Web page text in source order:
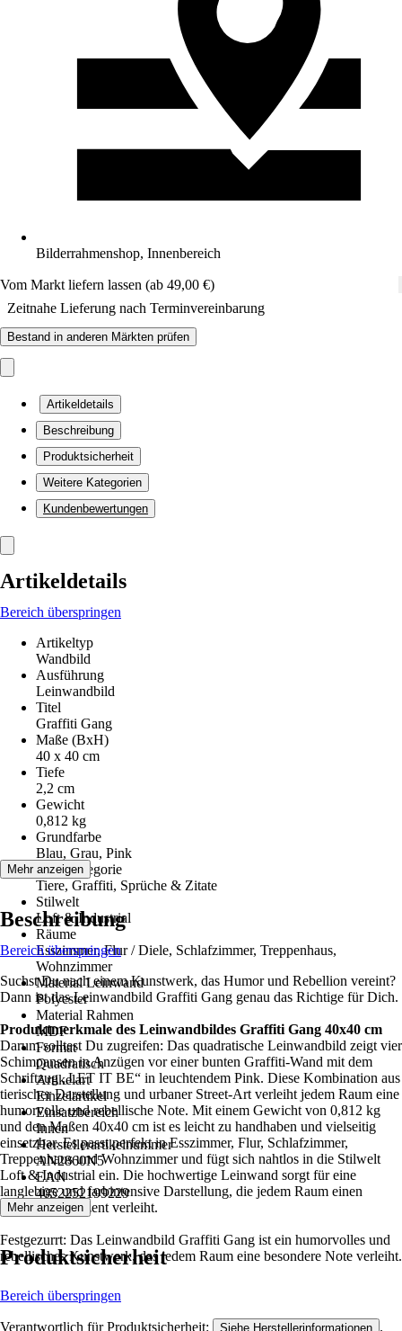
Bilderrahmenshop, Innenbereich
Vom Markt liefern lassen (ab 49,00 €)
Zeitnahe Lieferung nach Terminvereinbarung
Bestand in anderen Märkten prüfen
Artikeldetails
Beschreibung
Produktsicherheit
Weitere Kategorien
Kundenbewertungen
Artikeldetails
Bereich überspringen
Artikeltyp
Wandbild
Ausführung
Leinwandbild
Titel
Graffiti Gang
Maße (BxH)
40 x 40 cm
Tiefe
2,2 cm
Gewicht
0,812 kg
Grundfarbe
Blau, Grau, Pink
Motivkategorie
Tiere, Graffiti, Sprüche & Zitate
Stilwelt
Loft & Industrial
Räume
Esszimmer, Flur / Diele, Schlafzimmer, Treppenhaus,
Wohnzimmer
Material Leinwand
Polyester
Material Rahmen
MDF
Format
Quadratisch
Artikelart
Einzelartikel
Einsatzbereich
Innen
Herstellerartikelnummer
AN2860N5
EAN
4052252199229
Mehr anzeigen
Beschreibung
Bereich überspringen
Suchst Du nach einem Kunstwerk, das Humor und Rebellion vereint?
Dann ist das Leinwandbild Graffiti Gang genau das Richtige für Dich.
Produktmerkmale des Leinwandbildes Graffiti Gang 40x40 cm
Darum solltest Du zugreifen: Das quadratische Leinwandbild zeigt vier
Schimpansen in Anzügen vor einer bunten Graffiti-Wand mit dem
Schriftzug „LET IT BE“ in leuchtendem Pink. Diese Kombination aus
tierischer Darstellung und urbaner Street-Art verleiht jedem Raum eine
humorvolle und rebellische Note. Mit einem Gewicht von 0,812 kg
und den Maßen 40x40 cm ist es leicht zu handhaben und vielseitig
einsetzbar. Es passt perfekt in Esszimmer, Flur, Schlafzimmer,
Treppenhaus und Wohnzimmer und fügt sich nahtlos in die Stilwelt
Loft & Industrial ein. Die hochwertige Leinwand sorgt für eine
langlebige und farbintensive Darstellung, die jedem Raum einen
besonderen Akzent verleiht.
Festgezurrt: Das Leinwandbild Graffiti Gang ist ein humorvolles und
rebellisches Kunstwerk, das jedem Raum eine besondere Note verleiht.
Mehr anzeigen
Produktsicherheit
Bereich überspringen
Verantwortlich für Produktsicherheit: Siehe Herstellerinformationen .